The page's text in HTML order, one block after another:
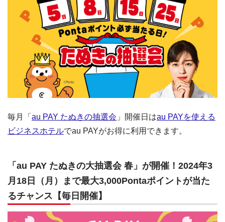
毎月「 au PAY たぬきの抽選会 」開催日はau PAYを使える
ビジネスホテルでau PAYがお得に利用できます。
「au PAY たぬきの大抽選会 春」が開催！2024年3
月18日（月）まで最大3,000Pontaポイントが当た
るチャンス【毎日開催】